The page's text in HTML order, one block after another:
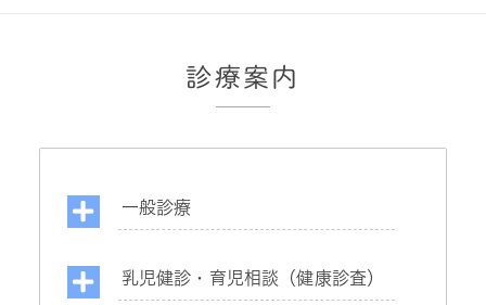
診療案内
一般診療
乳児健診・育児相談（健康診査）